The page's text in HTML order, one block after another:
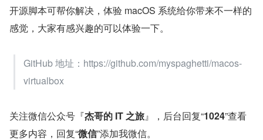
开源脚本可帮你解决，体验 macOS 系统给你带来不一样的
感觉，大家有感兴趣的可以体验一下。
GitHub 地址：https://github.com/myspaghetti/macos-
virtualbox
关注微信公众号『杰哥的 IT 之旅』，后台回复“1024”查看
更多内容，回复“微信”添加我微信。